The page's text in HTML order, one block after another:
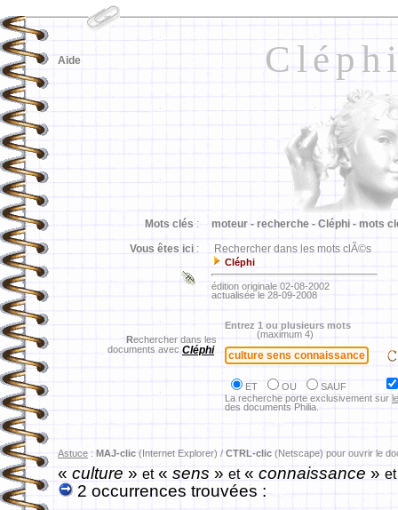
Aide
Mots clés : moteur - recherche - Cléphi - mots
Vous êtes ici : Rechercher dans les mots clÃ©s
Cléphi
édition originale 02-08-2002
actualisée le 28-09-2008
Rechercher dans les
documents avec Cléphi
Entrez 1 ou plusieurs mots
(maximum 4)
ET OU
SAUF
La recherche porte exclusivement sur
des documents Philia.
Astuce : MAJ-clic (Internet Explorer) / CTRL-clic (Netscape) pour ouvrir le
«culture» et« sens » et« connaissance » et
2 occurrences trouvées :